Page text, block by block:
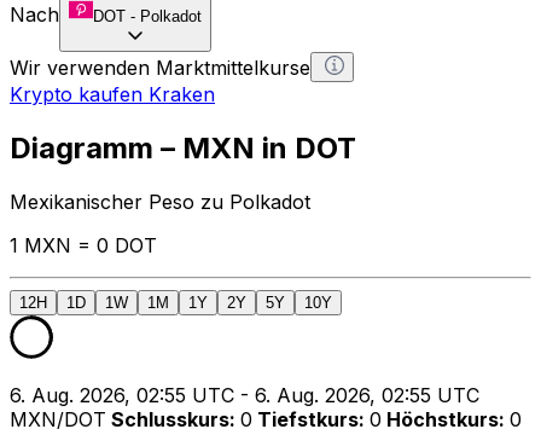
Nach
DOT - Polkadot
Wir verwenden Marktmittelkurse
Krypto kaufen Kraken
Diagramm – MXN in DOT
Mexikanischer Peso zu Polkadot
1 MXN = 0 DOT
12H 1D 1W 1M 1Y 2Y 5Y 10Y
6. Aug. 2026, 02:55 UTC - 6. Aug. 2026, 02:55 UTC
MXN/DOT Schlusskurs: 0 Tiefstkurs: 0 Höchstkurs: 0